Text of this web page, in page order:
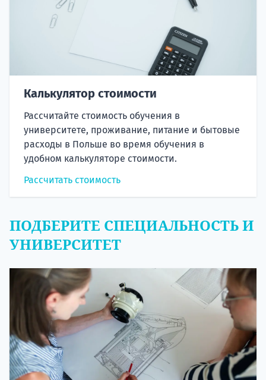
Калькулятор стоимости
Рассчитайте стоимость обучения в
университете, проживание, питание и бытовые
расходы в Польше во время обучения в
удобном калькуляторе стоимости.
Рассчитать стоимость
ПОДБЕРИТЕ СПЕЦИАЛЬНОСТЬ И
УНИВЕРСИТЕТ